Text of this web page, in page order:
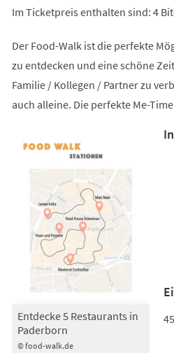
Im Ticketpreis enthalten sind: 4
Der Food-Walk ist die perfekte
zu entdecken und eine schöne
Familie / Kollegen / Partner zu
auch alleine. Die perfekte Me-
© food-walk.de
Entdecke 5 Restaurants in
Paderborn